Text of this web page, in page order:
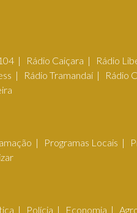
Rádio Caiçara Rádio
Rádio Tramandaí Rádio
Programas Locais
Polícia Economia